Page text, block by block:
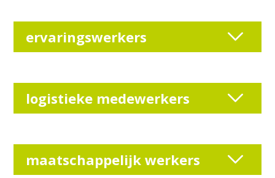
ervaringswerkers
logistieke medewerkers
maatschappelijk werkers